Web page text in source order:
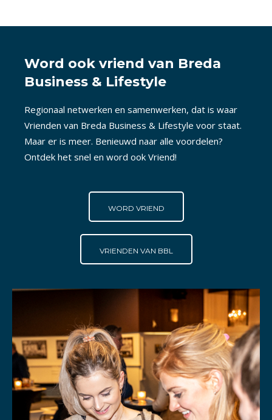
Word ook vriend van Breda
Business & Lifestyle
Regionaal netwerken en samenwerken, dat is waar
Vrienden van Breda Business & Lifestyle voor staat.
Maar er is meer. Benieuwd naar alle voordelen?
Ontdek het snel en word ook Vriend!
WORD VRIEND
VRIENDEN VAN BBL